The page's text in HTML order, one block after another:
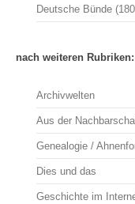
Deutsche Bünde
nach weiteren Rubriken:
Archivwelten
Aus der
Genealogie /
Dies und das
Geschichte im